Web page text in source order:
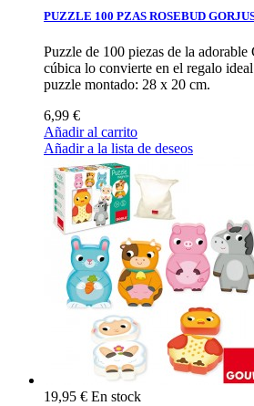
PUZZLE 100 PZAS ROSEBUD
Puzzle de 100 piezas de la
cúbica lo convierte en el regalo
puzzle montado: 28 x 20 cm.
6,99 €
Añadir al carrito
Añadir a la lista de deseos
19,95 € En stock